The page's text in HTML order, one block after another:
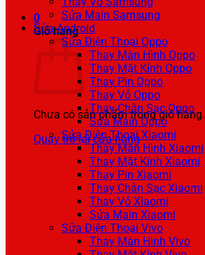
0
Giỏ hàng
Chưa có sản phẩm trong giỏ hàng.
Quay trở lại cửa hàng
Sửa Main Samsung
Sửa Android
Sửa Điện Thoại Oppo
Thay Màn Hình Oppo
Thay Mặt Kính Oppo
Thay Pin Oppo
Thay Vỏ Oppo
Thay Chân Sạc Oppo
Sửa Main Oppo
Sửa Điện Thoại Xiaomi
Thay Màn Hình Xiaomi
Thay Mặt Kính Xiaomi
Thay Pin Xiaomi
Thay Chân Sạc Xiaomi
Thay Vỏ Xiaomi
Sửa Main Xiaomi
Sửa Điện Thoại Vivo
Thay Màn Hình Vivo